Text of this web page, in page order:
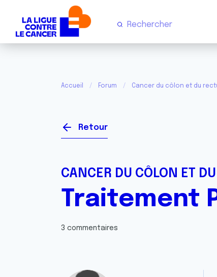
Accueil Forum Cancer du côlon et du
Retour
CANCER DU CÔLON ET
Traitement
3 commentaires